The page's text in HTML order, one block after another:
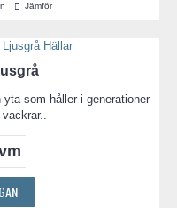
Jämför
som håller i generationer